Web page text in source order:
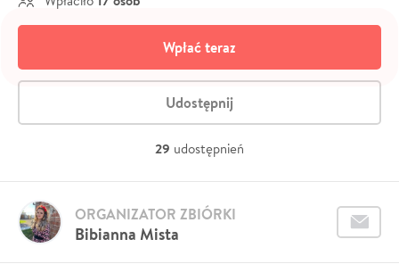
Wpłać teraz
Udostępnij
29 udostępnień
Bibianna Mista
ORGANIZATOR ZBIÓRKI